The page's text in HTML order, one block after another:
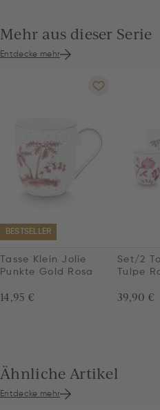
Mehr aus dieser Serie
Entdecke mehr
BESTSELLER
Tasse Klein Jolie
Punkte Gold Rosa
14,95 €
Set/2
Tulpe
39,90 €
Ähnliche Artikel
Entdecke mehr